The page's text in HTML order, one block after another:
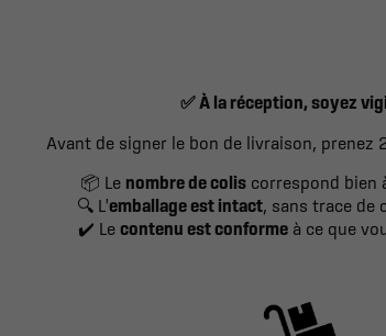
✅À la réception, soyez
Avant de signer le bon de livraison, prenez
📦 Le nombre de coliscorrespond bien
🔍 L'emballage est intact, sans trace de
✔️ Le contenu est conformeà ce que